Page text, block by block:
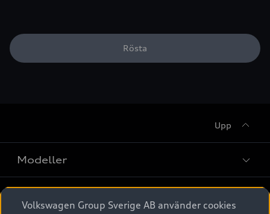
Rösta
Upp
Modeller
Volkswagen Group Sverige AB använder cookies